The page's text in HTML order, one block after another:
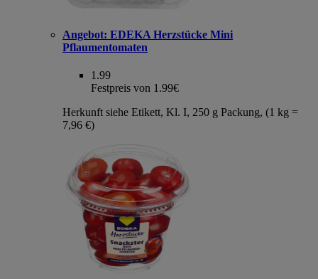
Angebot: EDEKA Herzstücke Mini
Pflaumentomaten
1.99
Festpreis von 1.99€
Herkunft siehe Etikett, Kl. I, 250 g Packung, (1 kg =
7,96 €)